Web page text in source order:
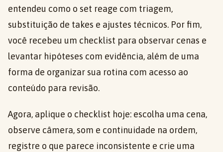
entendeu como o set reage com triagem,
substituição de takes e ajustes técnicos. Por fim,
você recebeu um checklist para observar cenas e
levantar hipóteses com evidência, além de uma
forma de organizar sua rotina com acesso ao
conteúdo para revisão.
Agora, aplique o checklist hoje: escolha uma cena,
observe câmera, som e continuidade na ordem,
registre o que parece inconsistente e crie uma